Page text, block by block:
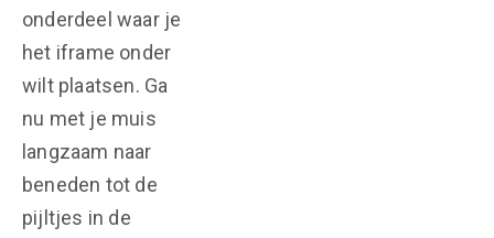
onderdeel waar je
het iframe onder
wilt plaatsen. Ga
nu met je muis
langzaam naar
beneden tot de
pijltjes in de